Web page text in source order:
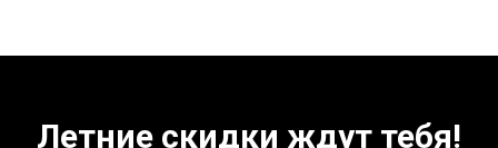
Летние скидки ждут тебя!